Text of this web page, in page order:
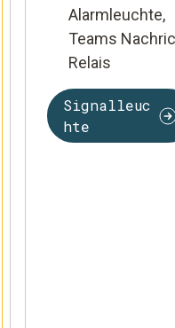
Alarmleuchte,
Teams
Relais
Signalleuc
hte